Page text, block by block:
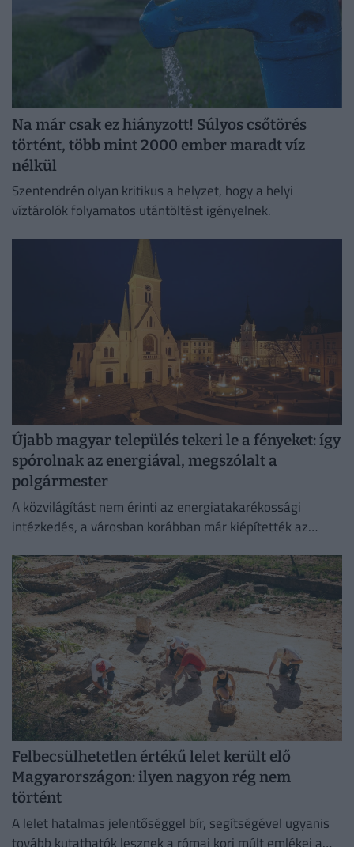
Na már csak ez hiányzott! Súlyos csőtörés
történt, több mint 2000 ember maradt víz
nélkül
Szentendrén olyan kritikus a helyzet, hogy a helyi
víztárolók folyamatos utántöltést igényelnek.
Újabb magyar település tekeri le a fényeket: így
spórolnak az energiával, megszólalt a
polgármester
A közvilágítást nem érinti az energiatakarékossági
intézkedés, a városban korábban már kiépítették az
Felbecsülhetetlen értékű lelet került elő
Magyarországon: ilyen nagyon rég nem
történt
A lelet hatalmas jelentőséggel bír, segítségével ugyanis